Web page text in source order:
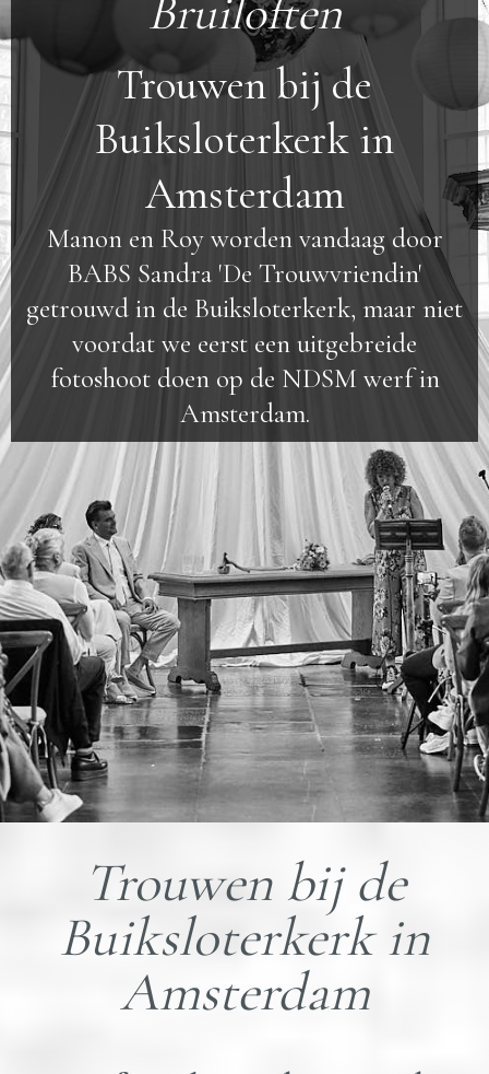
Bruiloften
Trouwen bij de
Buiksloterkerk in
Amsterdam
Manon en Roy worden vandaag door
BABS Sandra 'De Trouwvriendin'
getrouwd in de Buiksloterkerk, maar niet
voordat we eerst een uitgebreide
fotoshoot doen op de NDSM werf in
Amsterdam.
Trouwen bij de
Buiksloterkerk in
Amsterdam